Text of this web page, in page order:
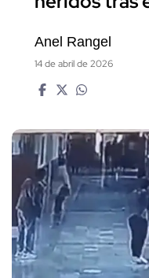
Anel Rangel
14 de abril de 2026